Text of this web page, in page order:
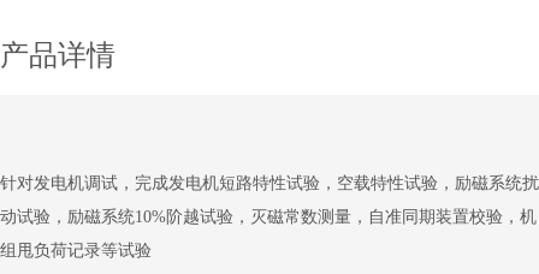
产品详情
针对发电机调试，完成发电机短路特性试验，空载特性试验，励磁系统扰
动试验，励磁系统10%阶越试验，灭磁常数测量，自准同期装置校验，机
组甩负荷记录等试验